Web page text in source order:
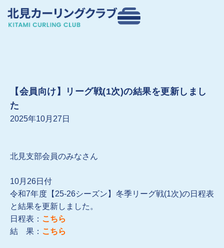
【会員向け】リーグ戦(1次)の結果を更新しまし
た
2025年10月27日
北見支部会員のみなさん
10月26日付
令和7年度【25-26シーズン】冬季リーグ戦(1次)の日程表
と結果を更新しました。
日程表： こちら
結 果： こちら